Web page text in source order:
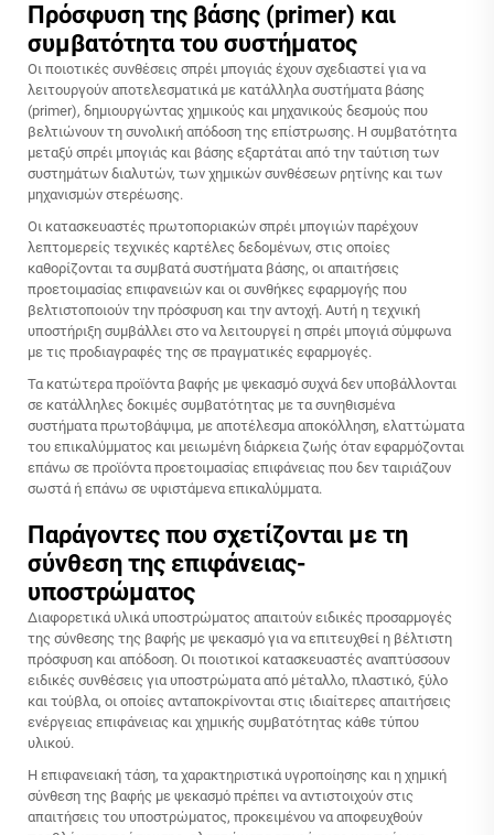
Πρόσφυση της βάσης (primer) και
συμβατότητα του συστήματος
Οι ποιοτικές συνθέσεις σπρέι μπογιάς έχουν σχεδιαστεί για να
λειτουργούν αποτελεσματικά με κατάλληλα συστήματα βάσης
(primer), δημιουργώντας χημικούς και μηχανικούς δεσμούς που
βελτιώνουν τη συνολική απόδοση της επίστρωσης. Η συμβατότητα
μεταξύ σπρέι μπογιάς και βάσης εξαρτάται από την ταύτιση των
συστημάτων διαλυτών, των χημικών συνθέσεων ρητίνης και των
μηχανισμών στερέωσης.
Οι κατασκευαστές πρωτοποριακών σπρέι μπογιών παρέχουν
λεπτομερείς τεχνικές καρτέλες δεδομένων, στις οποίες
καθορίζονται τα συμβατά συστήματα βάσης, οι απαιτήσεις
προετοιμασίας επιφανειών και οι συνθήκες εφαρμογής που
βελτιστοποιούν την πρόσφυση και την αντοχή. Αυτή η τεχνική
υποστήριξη συμβάλλει στο να λειτουργεί η σπρέι μπογιά σύμφωνα
με τις προδιαγραφές της σε πραγματικές εφαρμογές.
Τα κατώτερα προϊόντα βαφής με ψεκασμό συχνά δεν υποβάλλονται
σε κατάλληλες δοκιμές συμβατότητας με τα συνηθισμένα
συστήματα πρωτοβάψιμα, με αποτέλεσμα αποκόλληση, ελαττώματα
του επικαλύμματος και μειωμένη διάρκεια ζωής όταν εφαρμόζονται
επάνω σε προϊόντα προετοιμασίας επιφάνειας που δεν ταιριάζουν
σωστά ή επάνω σε υφιστάμενα επικαλύμματα.
Παράγοντες που σχετίζονται με τη
σύνθεση της επιφάνειας-
υποστρώματος
Διαφορετικά υλικά υποστρώματος απαιτούν ειδικές προσαρμογές
της σύνθεσης της βαφής με ψεκασμό για να επιτευχθεί η βέλτιστη
πρόσφυση και απόδοση. Οι ποιοτικοί κατασκευαστές αναπτύσσουν
ειδικές συνθέσεις για υποστρώματα από μέταλλο, πλαστικό, ξύλο
και τούβλα, οι οποίες ανταποκρίνονται στις ιδιαίτερες απαιτήσεις
ενέργειας επιφάνειας και χημικής συμβατότητας κάθε τύπου
υλικού.
Η επιφανειακή τάση, τα χαρακτηριστικά υγροποίησης και η χημική
σύνθεση της βαφής με ψεκασμό πρέπει να αντιστοιχούν στις
απαιτήσεις του υποστρώματος, προκειμένου να αποφευχθούν